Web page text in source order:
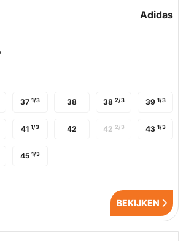
Adidas
37 1/3 38 38 2/3 39 1/3
41 1/3 42 43 1/3
45 1/3
42 2/3
BEKIJKEN